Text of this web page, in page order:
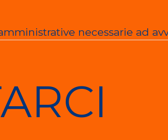
necessarie ad